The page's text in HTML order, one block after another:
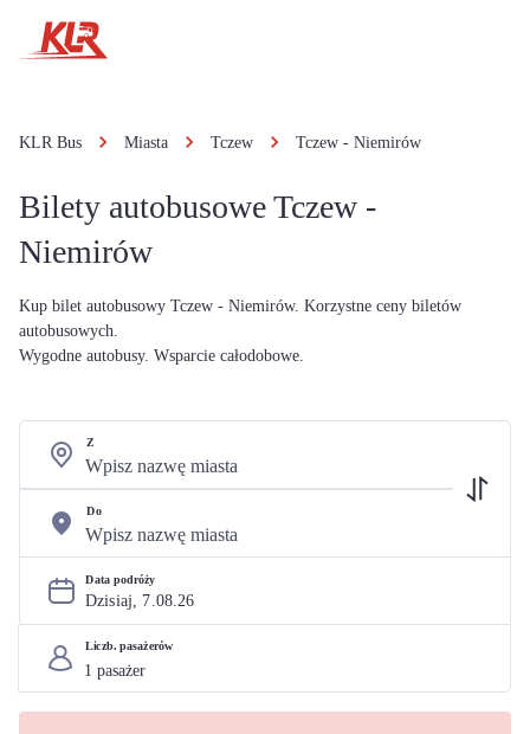
KLR Bus Miasta Tczew Tczew - Niemirów
Bilety autobusowe Tczew -
Niemirów
Kup bilet autobusowy Tczew - Niemirów. Korzystne ceny biletów
autobusowych.
Wygodne autobusy. Wsparcie całodobowe.
Z
Do
Data podróży
Dzisiaj, 7.08.26
Liczb. pasażerów